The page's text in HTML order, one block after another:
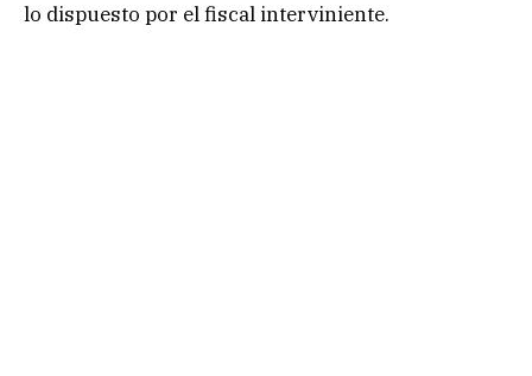
lo dispuesto por el fiscal interviniente.